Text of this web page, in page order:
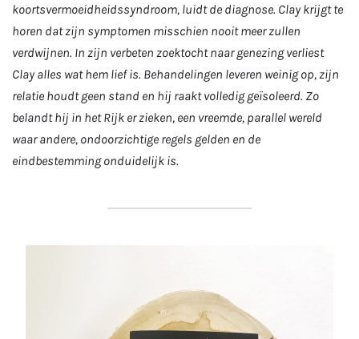
koortsvermoeidheidssyndroom, luidt de diagnose. Clay krijgt te
horen dat zijn symptomen misschien nooit meer zullen
verdwijnen. In zijn verbeten zoektocht naar genezing verliest
Clay alles wat hem lief is. Behandelingen leveren weinig op, zijn
relatie houdt geen stand en hij raakt volledig geïsoleerd. Zo
belandt hij in het Rijk er zieken, een vreemde, parallel wereld
waar andere, ondoorzichtige regels gelden en de
eindbestemming onduidelijk is.